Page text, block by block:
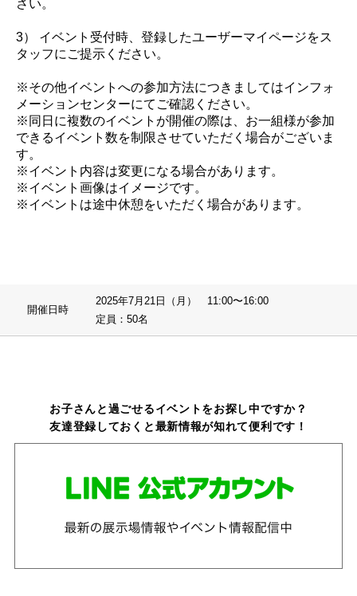
さい。
3） イベント受付時、登録したユーザーマイページをス
タッフにご提示ください。
※その他イベントへの参加方法につきましてはインフォ
メーションセンターにてご確認ください。
※同日に複数のイベントが開催の際は、お一組様が参加
できるイベント数を制限させていただく場合がございま
す。
※イベント内容は変更になる場合があります。
※イベント画像はイメージです。
※イベントは途中休憩をいただく場合があります。
開催日時
2025年7月21日（月） 11:00〜16:00
定員：50名
お子さんと過ごせるイベントをお探し中ですか？
友達登録しておくと最新情報が知れて便利です！